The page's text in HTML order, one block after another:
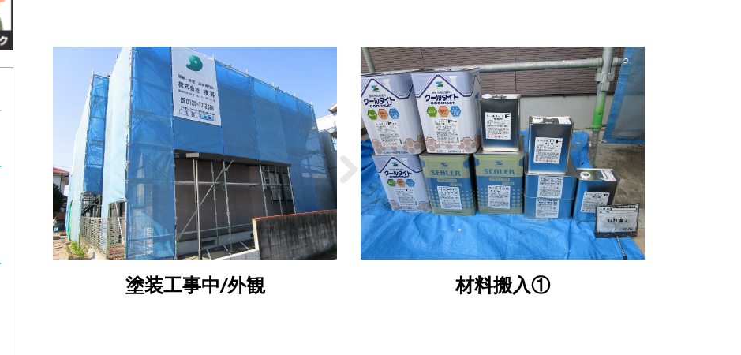
塗装工事中/外観 材料搬入①